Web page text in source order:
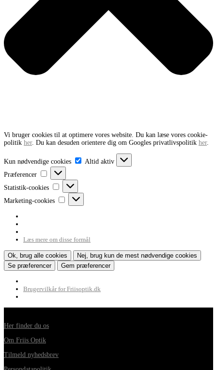
Vi bruger cookies til at optimere vores website. Du kan læse vores cookie-
politik her. Du kan desuden orientere dig om Googles privatlivspolitik her.
Kun nødvendige cookies
nødvendige
Altid aktiv
Præferencer
Præferencer
Statistik-cookies
Statistik-
cookies
Marketing-cookies
Marketing-
cookies
Læs mere om disse formål
Ok, brug alle cookies
Nej, brug kun de mest nødvendige cookies
Se præferencer
Gem præferencer
Brugervilkår for Friisoptik.dk
Her finder du os
Om Friis Optik
Tilmeld nyhedsbrev